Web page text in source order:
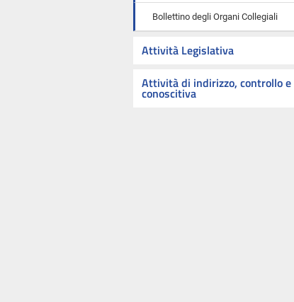
Bollettino degli Organi Collegiali
Attività Legislativa
Attività di indirizzo, controllo e
conoscitiva